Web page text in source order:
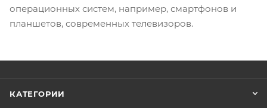
операционных систем, например, смартфонов и
планшетов, современных телевизоров.
КАТЕГОРИИ